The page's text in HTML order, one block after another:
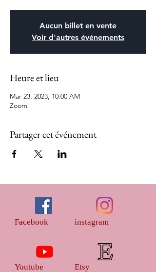
Aucun billet en vente
Voir d'autres événements
Heure et lieu
Mar 23, 2023, 10:00 AM
Zoom
Partager cet événement
Facebook
Youtube
instagram
Etsy